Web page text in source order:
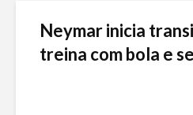
Neymar inicia
treina com bola e